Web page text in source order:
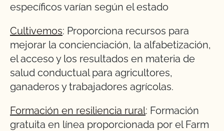
específicos varían según el estado
Cultivemos: Proporciona recursos para
mejorar la concienciación, la alfabetización,
el acceso y los resultados en materia de
salud conductual para agricultores,
ganaderos y trabajadores agrícolas.
Formación en resiliencia rural: Formación
gratuita en línea proporcionada por el Farm